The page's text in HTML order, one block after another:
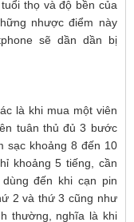
thọ và độ bền của
nhược điểm này
sẽ dần dần bị
là khi mua một viên
tuân thủ đủ 3 bước
sạc khoảng 8 đến 10
khoảng 5 tiếng, cần
đến khi cạn pin
2 và thứ 3 cũng như
thường, nghĩa là khi